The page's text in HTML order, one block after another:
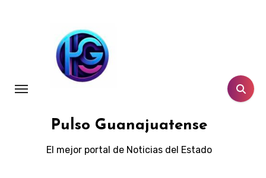
Pulso Guanajuatense
El mejor portal de Noticias del Estado